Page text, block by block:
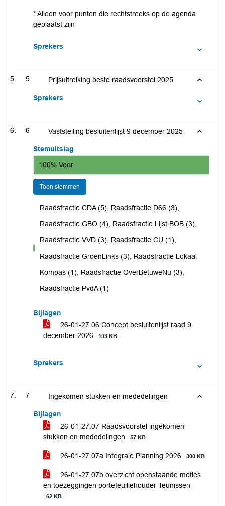
* Alleen voor punten die rechtstreeks op de agenda
geplaatst zijn
Sprekers
5 Prijsuitreiking beste raadsvoorstel 2025
Sprekers
6 Vaststelling besluitenlijst 9 december 2025
Stemuitslag
100% Voor
Toon stemmen
voor
Raadsfractie CDA (5), Raadsfractie D66 (3),
Raadsfractie GBO (4), Raadsfractie Lijst BOB (3),
Raadsfractie VVD (3), Raadsfractie CU (1),
Raadsfractie GroenLinks (3), Raadsfractie Lokaal
Kompas (1), Raadsfractie OverBetuweNu (3),
Raadsfractie PvdA (1)
Bijlagen
26-01-27.06 Concept besluitenlijst raad 9
december 2026
193 KB
Sprekers
7 Ingekomen stukken en mededelingen
Bijlagen
26-01-27.07 Raadsvoorstel ingekomen
stukken en mededelingen
57 KB
26-01-27.07a Integrale Planning 2026 300 KB
26-01-27.07b overzicht openstaande moties
en toezeggingen portefeuillehouder Teunissen
62 KB